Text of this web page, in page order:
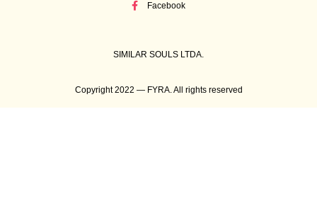
Facebook
SIMILAR SOULS LTDA.
Copyright 2022 — FYRA. All rights reserved